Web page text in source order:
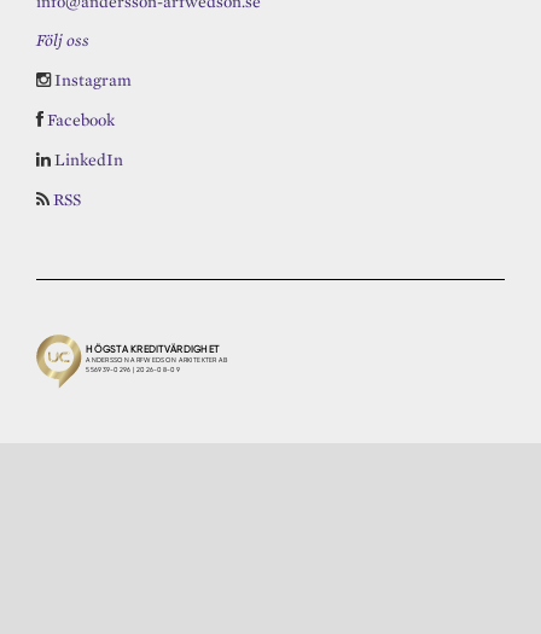
Följ oss
Instagram
Facebook
LinkedIn
RSS